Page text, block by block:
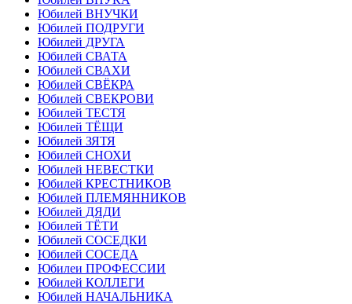
Юбилей ВНУЧКИ
Юбилей ПОДРУГИ
Юбилей ДРУГА
Юбилей СВАТА
Юбилей СВАХИ
Юбилей СВЁКРА
Юбилей СВЕКРОВИ
Юбилей ТЕСТЯ
Юбилей ТЁЩИ
Юбилей ЗЯТЯ
Юбилей СНОХИ
Юбилей НЕВЕСТКИ
Юбилей КРЕСТНИКОВ
Юбилей ПЛЕМЯННИКОВ
Юбилей ДЯДИ
Юбилей ТЁТИ
Юбилей СОСЕДКИ
Юбилей СОСЕДА
Юбилеи ПРОФЕССИИ
Юбилей КОЛЛЕГИ
Юбилей НАЧАЛЬНИКА